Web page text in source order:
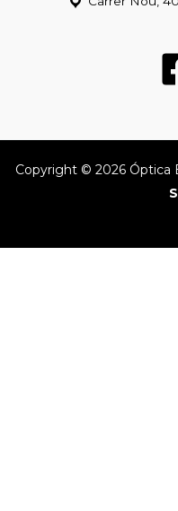
Copyright © 2026 Óptica